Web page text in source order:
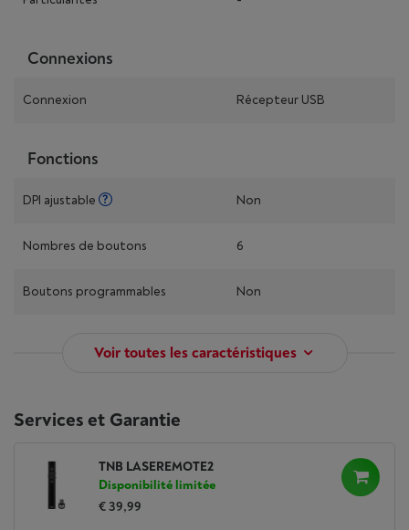
Connexions
Connexion Récepteur USB
Fonctions
DPI ajustable Non
Nombres de boutons 6
Boutons programmables Non
Voir toutes les caractéristiques
Services et Garantie
TNB LASEREMOTE2
Disponibilité limitée
€ 39,99